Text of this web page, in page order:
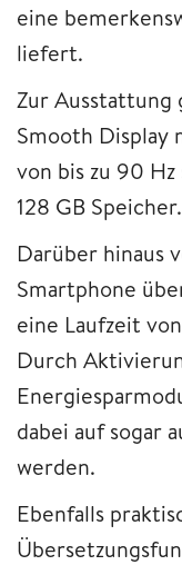
eine
liefert.
Zur Ausstattung
Smooth
von bis zu 90
128 GB Speicher.
Darüber hinaus
Smartphone
eine Laufzeit
Durch
dabei auf sogar
werden.
Ebenfalls